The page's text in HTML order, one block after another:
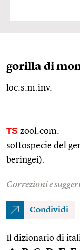
gorilla di
loc.s.m.inv.
TS zool.com.
sottospecie del
beringei).
Correzioni e
Condividi
Il dizionario di